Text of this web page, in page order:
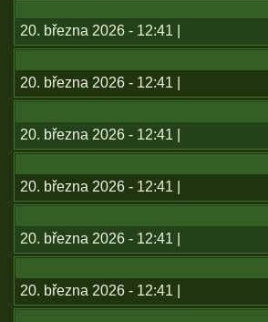
20. března 2026 - 12:41 |
20. března 2026 - 12:41 |
20. března 2026 - 12:41 |
20. března 2026 - 12:41 |
20. března 2026 - 12:41 |
20. března 2026 - 12:41 |